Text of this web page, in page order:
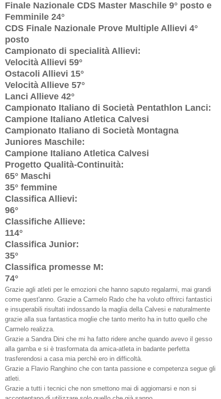
Finale Nazionale CDS Master Maschile 9° posto e
Femminile 24°
CDS Finale Nazionale Prove Multiple Allievi 4°
posto
Campionato di specialità Allievi:
Velocità Allievi 59°
Ostacoli Allievi 15°
Velocità Allieve 57°
Lanci Allieve 42°
Campionato Italiano di Società Pentathlon Lanci:
Campione Italiano Atletica Calvesi
Campionato Italiano di Società Montagna
Juniores Maschile:
Campione Italiano Atletica Calvesi
Progetto Qualità-Continuità:
65° Maschi
35° femmine
Classifica Allievi:
96°
Classifiche Allieve:
114°
Classifica Junior:
35°
Classifica promesse M:
74°
Grazie agli atleti per le emozioni che hanno saputo regalarmi, mai grandi
come quest'anno. Grazie a Carmelo Rado che ha voluto offrirci fantastici
e insuperabili risultati indossando la maglia della Calvesi e naturalmente
grazie alla sua fantastica moglie che tanto merito ha in tutto quello che
Carmelo realizza.
Grazie a Sandra Dini che mi ha fatto ridere anche quando avevo il gesso
alla gamba e si è trasformata da amica-atleta in badante perfetta
trasferendosi a casa mia perchè ero in difficoltà.
Grazie a Flavio Ranghino che con tanta passione e competenza segue gli
atleti.
Grazie a tutti i tecnici che non smettono mai di aggiornarsi e non si